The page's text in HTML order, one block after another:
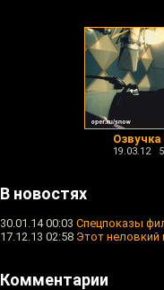
19.03.12
В новостях
30.01.14 00:03 Спецпоказы
17.12.13 02:58 Этот неловкий
Комментарии